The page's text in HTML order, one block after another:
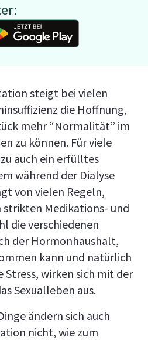
steigt bei vielen
die Hoffnung,
mehr “Normalität” im
zu können. Für viele
auch ein erfülltes
während der Dialyse
von vielen Regeln,
strikten Medikations- und
die verschiedenen
der Hormonhaushalt,
kann und natürlich
wirken sich mit der
Sexualleben aus.
ändern sich auch
nicht, wie zum